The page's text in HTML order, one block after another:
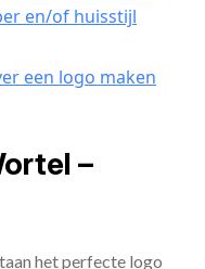
en/of huisstijl
een logo maken
–
het perfecte logo